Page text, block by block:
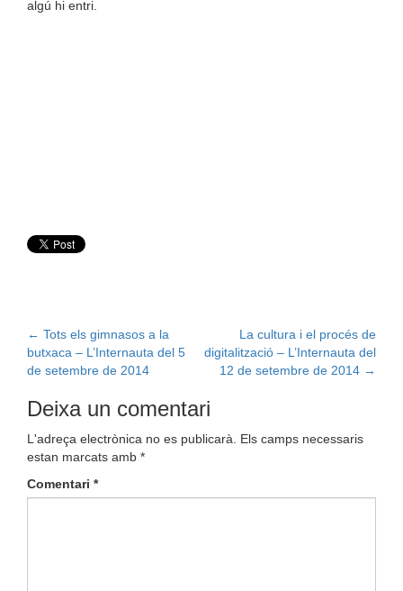
algú hi entri.
Post
navigation
← Tots els gimnasos a la
butxaca – L’Internauta del 5
de setembre de 2014
La cultura i el procés de
digitalització – L’Internauta del
12 de setembre de 2014 →
Deixa un comentari
L'adreça electrònica no es publicarà.
Els camps necessaris
estan marcats amb *
Comentari *